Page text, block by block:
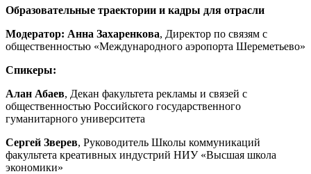
Образовательные траектории и кадры для отрасли
Модератор: Анна Захаренкова, Директор по связям с
общественностью «Международного аэропорта Шереметьево»
Спикеры:
Алан Абаев, Декан факультета рекламы и связей с
общественностью Российского государственного
гуманитарного университета
Сергей Зверев, Руководитель Школы коммуникаций
факультета креативных индустрий НИУ «Высшая школа
экономики»